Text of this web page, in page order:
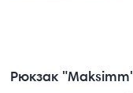
Рюкзак